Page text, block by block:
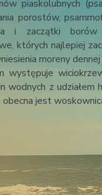
porostów,
i zaczątki
których najlepiej
moreny
występuje
wodnych z udziałem
jest